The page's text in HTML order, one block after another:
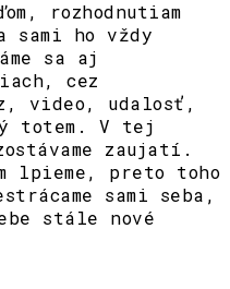
rozhodnutiam
sami ho vždy
sa aj
cez
video, udalosť,
totem. V tej
zaujatí.
lpieme, preto toho
sami seba,
stále nové